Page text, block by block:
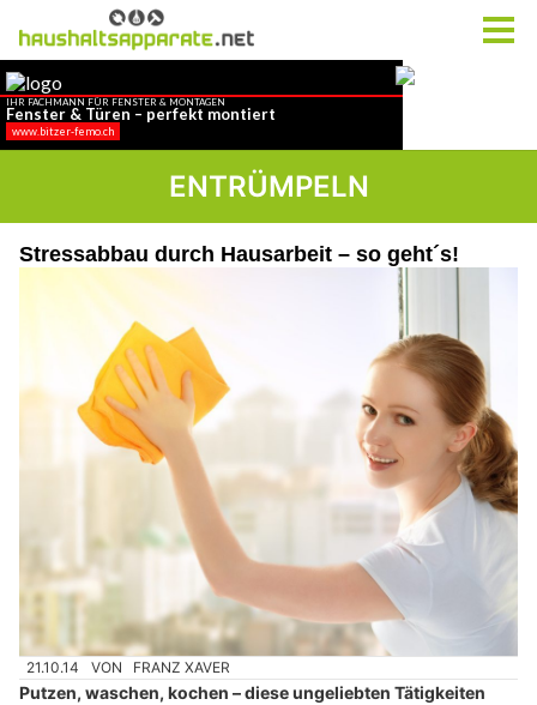
ENTRÜMPELN
Stressabbau durch Hausarbeit – so geht´s!
21.10.14 VON FRANZ XAVER
Putzen, waschen, kochen – diese ungeliebten Tätigkeiten